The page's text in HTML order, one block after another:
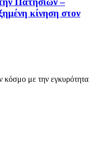
κίνηση στον
κόσμο με την εγκυρότητα